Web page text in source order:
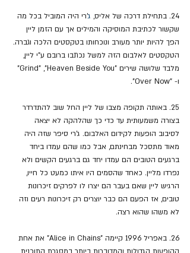
24. בתחילת דרכה של אליס, ג'רי היה המוביל בכל מה
שקשור לכתיבת המוסיקה והמילים אך עם הזמן ליין
הפך להיות יותר מעורב ונוכחותו בטקסטים הלכה וגברה.
הטקסטים לאלבום הזה למשל נכתבו ברובם ע"י ליין,
מלבד שלושה שירים "Grind" ,"Heaven Beside You"
ו- "Over Now".
25. באותה תקופה מצבו של ליין החל שוב להתדרדר
בצורה משמעותית עד כדי כך שהלהקה לא יצאה
לסיבוב הופעות לקידום האלבום. ג'רי סיפר שזה היה
מאוד מתסכל מבחינתם, אבל כמו שהם עמדו ביחד
ברגעים הטובים הם עמדו יחד גם ברגעים הקשים ולא
נפרדו מליין. כאחד שהסמים היו איתו כמעט כל חייו,
הרגיש ליין שאם בעבר הם יצרו לו לפרקים זיכרונות
טובים, אז הפעם הם כבר יוצרים רק זיכרונות רעים וזה
לא משהו שהוא רצה.
26. באפריל 1996 קיימה "Alice in Chains" את אחת
ההופעות הגדולות והמדוברות ביותר במסגרת התוכנית